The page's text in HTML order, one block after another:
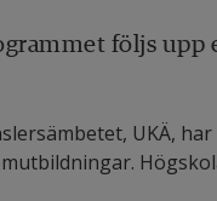
följs upp
UKÄ,